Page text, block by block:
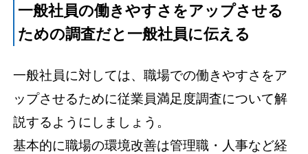
一般社員の働きやすさをアップさせる
ための調査だと一般社員に伝える
一般社員に対しては、職場での働きやすさをア
ップさせるために従業員満足度調査について解
説するようにしましょう。
基本的に職場の環境改善は管理職・人事など経